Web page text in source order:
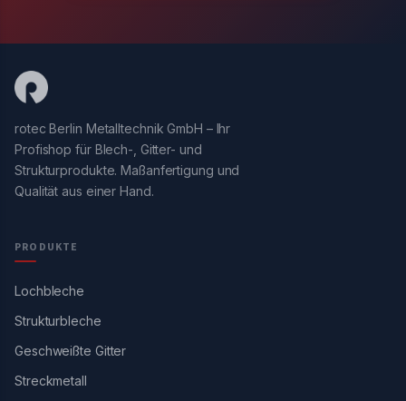
rotec Berlin Metalltechnik GmbH – Ihr
Profishop für Blech-, Gitter- und
Strukturprodukte. Maßanfertigung und
Qualität aus einer Hand.
PRODUKTE
Lochbleche
Strukturbleche
Geschweißte Gitter
Streckmetall